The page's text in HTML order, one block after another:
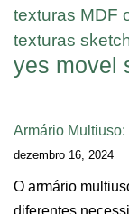
texturas MDF
texturas
yes movel
Armário
dezembro 16, 2024
O armário
diferentes